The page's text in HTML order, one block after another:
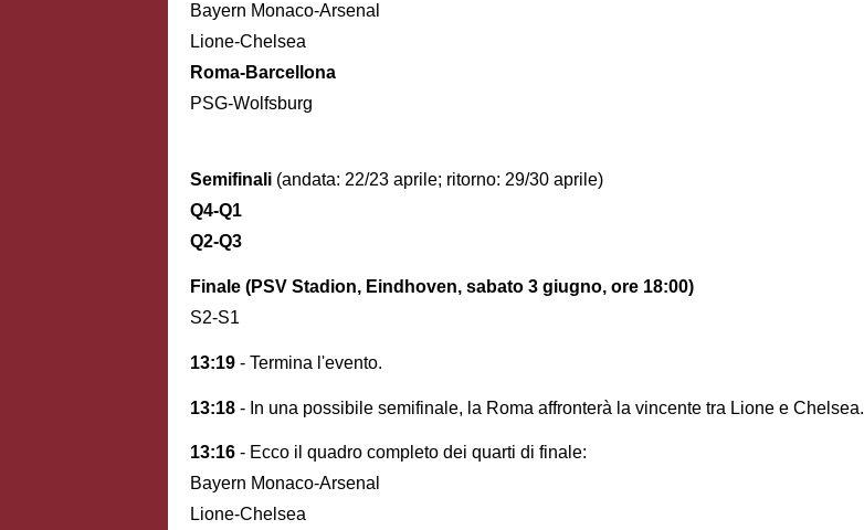
Bayern Monaco-Arsenal
Lione-Chelsea
Roma-Barcellona
PSG-Wolfsburg
Semifinali (andata: 22/23 aprile; ritorno: 29/30 aprile)
Q4-Q1
Q2-Q3
Finale (PSV Stadion, Eindhoven, sabato 3 giugno, ore 18:00)
S2-S1
13:19 - Termina l'evento.
13:18 - In una possibile semifinale, la Roma affronterà la vincente tra Lione e Chelsea.
13:16 - Ecco il quadro completo dei quarti di finale:
Bayern Monaco-Arsenal
Lione-Chelsea